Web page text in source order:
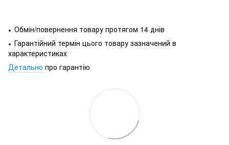
● Обмін/повернення товару протягом 14 днів
● Гарантійний термін цього товару зазначений в
характеристиках
Детально про гарантію